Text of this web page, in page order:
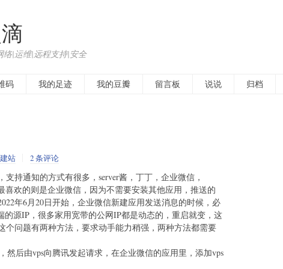
|运维|远程支持|安全
码
我的足迹 我的豆瓣 留言板 说说 归档
建站 2 条评论
持通知的方式有很多，server酱，丁丁，企业微信，
喜欢的则是企业微信，因为不需要安装其他应用，推送的
年6月20日开始，企业微信新建应用发送消息的时候，必
源IP，很多家用宽带的公网IP都是动态的，重启就变，这
个问题有两种方法，要求动手能力稍强，两种方法都需要
然后由vps向腾讯发起请求，在企业微信的应用里，添加vps